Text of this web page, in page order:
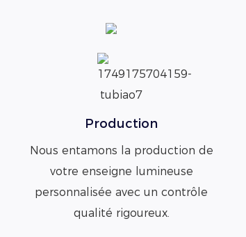
Production
Nous entamons la production de
votre enseigne lumineuse
personnalisée avec un contrôle
qualité rigoureux.